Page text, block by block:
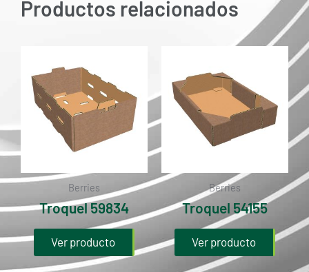
Productos relacionados
Berries
Troquel 59834
Ver producto
Berries
Troquel 54155
Ver producto